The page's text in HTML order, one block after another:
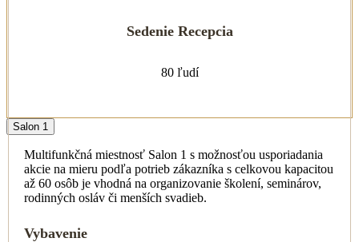
Sedenie Recepcia
80 ľudí
Salon 1
Multifunkčná miestnosť Salon 1 s možnosťou usporiadania
akcie na mieru podľa potrieb zákazníka s celkovou kapacitou
až 60 osôb je vhodná na organizovanie školení, seminárov,
rodinných osláv či menších svadieb.
Vybavenie